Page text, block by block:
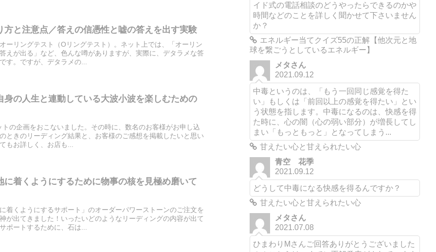
と注意点／答えの信憑性と嘘の答えを出す実験
ーリングテスト（Oリングテスト）。ネット上では、「オーリン
えが出る」など、色んな噂がありますが、実際に、デタラメな答
す。ですが、デタラメの...
の人生と連動している大波小波を楽しむための
の企画をおこないました。その時に、数名のお客様がお申し込
ときのリーディング結果と、お客様のご感想を掲載したいと思い
もお詳しく、お店も...
着くようにするために物事の核を見極め磨いて
着くようにするサポート」のオーダーパワーストーンのご注文を
が出てきました！いったいどのようなリーディングの内容が出て
ポートするために、石は...
イド式の電話相談のどうやったらできるのかや
時間などのことを詳しく聞かせて下さいません
か？
エネルギー当てクイズ55の正解【他次元と地
球を繋ごうとしているエネルギー】
メタさん
2021.09.12
中毒というのは、「もう一回同じ感覚を得た
い」もしくは「前回以上の感覚を得たい」とい
う状態を指します。中毒になるのは、快感を得
た時に、心の闇（心の弱い部分）が増長してし
まい「もっともっと」となってしまう...
甘えたい心と甘えられたい心
青空 花季
2021.09.12
どうして中毒になる快感を得るんですか？
甘えたい心と甘えられたい心
メタさん
2021.07.08
ひまわりMさんご回答ありがとうございました